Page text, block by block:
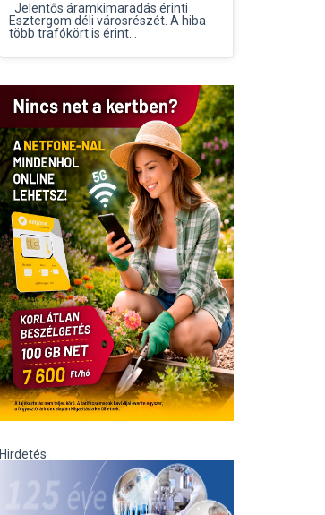
Jelentős áramkimaradás érinti
Esztergom déli városrészét. A hiba
több trafókört is érint...
Hirdetés